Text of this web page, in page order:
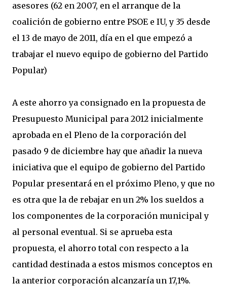
asesores (62 en 2007, en el arranque de la
coalición de gobierno entre PSOE e IU, y 35 desde
el 13 de mayo de 2011, día en el que empezó a
trabajar el nuevo equipo de gobierno del Partido
Popular)
A este ahorro ya consignado en la propuesta de
Presupuesto Municipal para 2012 inicialmente
aprobada en el Pleno de la corporación del
pasado 9 de diciembre hay que añadir la nueva
iniciativa que el equipo de gobierno del Partido
Popular presentará en el próximo Pleno, y que no
es otra que la de rebajar en un 2% los sueldos a
los componentes de la corporación municipal y
al personal eventual. Si se aprueba esta
propuesta, el ahorro total con respecto a la
cantidad destinada a estos mismos conceptos en
la anterior corporación alcanzaría un 17,1%.